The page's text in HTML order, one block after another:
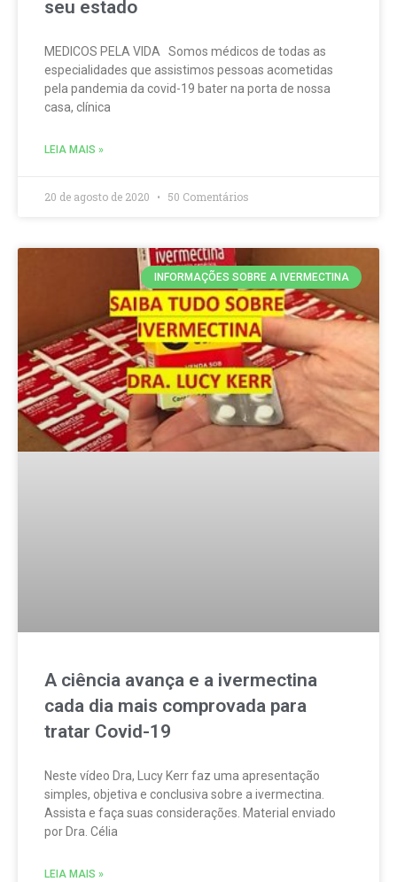
seu estado
MEDICOS PELA VIDA Somos médicos de todas as
especialidades que assistimos pessoas acometidas
pela pandemia da covid-19 bater na porta de nossa
casa, clínica
LEIA MAIS »
20 de agosto de 2020 50 Comentários
INFORMAÇÕES SOBRE A IVERMECTINA
A ciência avança e a ivermectina
cada dia mais comprovada para
tratar Covid-19
Neste vídeo Dra, Lucy Kerr faz uma apresentação
simples, objetiva e conclusiva sobre a ivermectina.
Assista e faça suas considerações. Material enviado
por Dra. Célia
LEIA MAIS »